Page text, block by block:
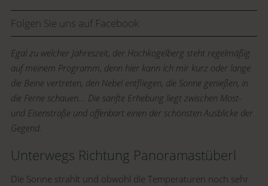
Folgen Sie uns auf Facebook
Egal zu welcher Jahreszeit, der Hochkogelberg steht regelmäßig
auf meinem Programm, denn hier kann ich mir kurz oder lange
die Beine vertreten, den Nebel entfliegen, die Sonne genießen, in
die Ferne schauen... Die sanfte Erhebung liegt zwischen Most-
und Eisenstraße und offenbart einen der schönsten Ausblicke der
Gegend.
Unterwegs Richtung Panoramastüberl
Die Sonne strahlt und obwohl die Temperaturen noch sehr